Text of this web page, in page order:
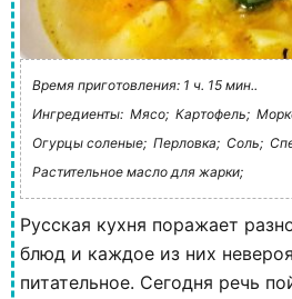
Время приготовления: 1 ч. 15 мин..
Ингредиенты: Мясо; Картофель;
Огурцы соленые; Перловка; Соль;
Растительное масло для жарки;
Русская кухня поражает
блюд и каждое из них
питательное. Сегодня речь